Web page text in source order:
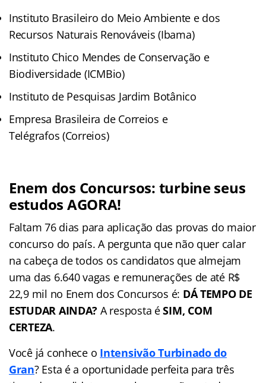
Instituto Brasileiro do Meio Ambiente e dos
Recursos Naturais Renováveis (Ibama)
Instituto Chico Mendes de Conservação e
Biodiversidade (ICMBio)
Instituto de Pesquisas Jardim Botânico
Empresa Brasileira de Correios e
Telégrafos (Correios)
Enem dos Concursos: turbine seus
estudos AGORA!
Faltam 76 dias para aplicação das provas do maior
concurso do país. A pergunta que não quer calar
na cabeça de todos os candidatos que almejam
uma das 6.640 vagas e remunerações de até R$
22,9 mil no Enem dos Concursos é: DÁ TEMPO DE
ESTUDAR AINDA? A resposta éSIM, COM
CERTEZA.
Você já conhece o Intensivão Turbinado do
Gran? Esta é a oportunidade perfeita para três